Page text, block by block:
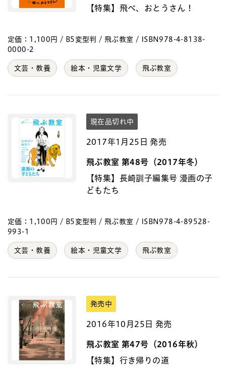
【特集】飛べ、おとうさん！
定価：1,100円 / B5変型判 / 飛ぶ教室 / ISBN978-4-8138-
0000-2
文芸・教養 絵本・児童文学 飛ぶ教室
現在品切れ中
2017年1月25日 発売
飛ぶ教室 第48号（2017年冬）
【特集】長崎訓子編集号 漫画の子
どもたち
定価：1,100円 / B5変型判 / 飛ぶ教室 / ISBN978-4-89528-
993-1
文芸・教養 絵本・児童文学 飛ぶ教室
発売中
2016年10月25日 発売
飛ぶ教室 第47号（2016年秋）
【特集】行き帰りの道